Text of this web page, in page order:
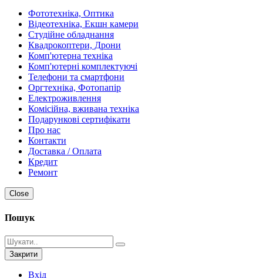
Фототехніка, Оптика
Відеотехніка, Екшн камери
Студійне обладнання
Квадрокоптери, Дрони
Комп'ютерна техніка
Комп'ютерні комплектуючі
Телефони та смартфони
Оргтехніка, Фотопапір
Електроживлення
Комісійна, вживана техніка
Подарункові сертифікати
Про нас
Контакти
Доставка / Оплата
Кредит
Ремонт
Close
Пошук
Закрити
Вхід